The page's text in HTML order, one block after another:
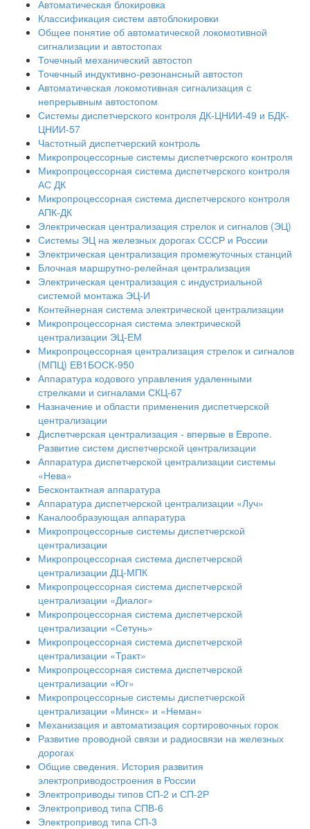
Автоматическая блокировка
Классификация систем автоблокировки
Общее понятие об автоматической локомотивной
сигнализации и автостопах
Точечный механический автостоп
Точечный индуктивно-резонансный автостоп
Автоматическая локомотивная сигнализация с
непрерывным автостопом
Системы диспетчерского контроля ДК-ЦНИИ-49 и БДК-
ЦНИИ-57
Частотный диспетчерский контроль
Микропроцессорные системы диспетчерского контроля
Микропроцессорная система диспетчерского контроля
АС ДК
Микропроцессорная система диспетчерского контроля
АПК-ДК
Электрическая централизация стрелок и сигналов (ЭЦ)
Системы ЭЦ на железных дорогах СССР и России
Электрическая централизация промежуточных станций
Блочная маршрутно-релейная централизация
Электрическая централизация с индустриальной
системой монтажа ЭЦ-И
Контейнерная система электрической централизации
Микропроцессорная система электрической
централизации ЭЦ-ЕМ
Микропроцессорная централизация стрелок и сигналов
(МПЦ) ЕВ1БОСК-950
Аппаратура кодового управления удаленными
стрелками и сигналами СКЦ-67
Назначение и области применения диспетчерской
централизации
Диспетчерская централизация - впервые в Европе.
Развитие систем диспетчерской централизации
Аппаратура диспетчерской централизации системы
«Нева»
Бесконтактная аппаратура
Аппаратура диспетчерской централизации «Луч»
Каналообразующая аппаратура
Микропроцессорные системы диспетчерской
централизации
Микропроцессорная система диспетчерской
централизации ДЦ-МПК
Микропроцессорная система диспетчерской
централизации «Диалог»
Микропроцессорная система диспетчерской
централизации «Сетунь»
Микропроцессорная система диспетчерской
централизации «Тракт»
Микропроцессорная система диспетчерской
централизации «Юг»
Микропроцессорные системы диспетчерской
централизации «Минск» и «Неман»
Механизация и автоматизация сортировочных горок
Развитие проводной связи и радиосвязи на железных
дорогах
Общие сведения. История развития
электроприводостроения в России
Электроприводы типов СП-2 и СП-2Р
Электропривод типа СПВ-6
Электропривод типа СП-3